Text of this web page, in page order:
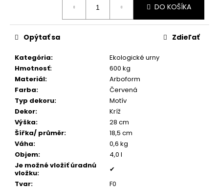
DO KOŠÍKA
Kategória:
Ekologické urny
Hmotnosť:
600 kg
Materiál:
Arboform
Farba:
Červená
Typ dekoru:
Motív
Dekor:
Kríž
Výška:
28 cm
Šířka/ průměr:
18,5 cm
Váha:
0,6 kg
Objem:
4,0 l
Je možné vložiť úradnú
vložku:
✔
Tvar: F0
Opýtať sa Zdieľať
r
ú
a
m
e
STROM
ŽIVOTA
MEDAILÓNIK
POPOLOM
€199